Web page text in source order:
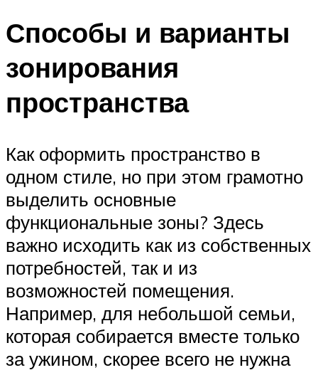
Способы и варианты
зонирования
пространства
Как оформить пространство в
одном стиле, но при этом грамотно
выделить основные
функциональные зоны? Здесь
важно исходить как из собственных
потребностей, так и из
возможностей помещения.
Например, для небольшой семьи,
которая собирается вместе только
за ужином, скорее всего не нужна